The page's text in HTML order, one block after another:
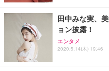
ョン PCチェア
務用 おしゃれ パ
Sezlife オフィス
ワーク チェア 強
能 人間工学 椅子
【整備済み品】
ー フルHD（
ort/VGA スピーカ
Smart Basic(ス
限定】 Smart
超厚型 お徳用 ワ
田中みな実、
ョン披露！
エンタメ
2020.5.14(木) 19:46